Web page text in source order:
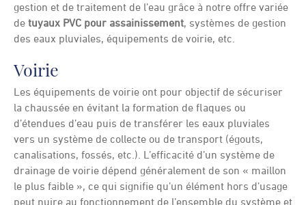
gestion et de traitement de l’eau grâce à notre offre variée
de tuyaux PVC pour assainissement, systèmes de gestion
des eaux pluviales, équipements de voirie, etc.
Voirie
Les équipements de voirie ont pour objectif de sécuriser
la chaussée en évitant la formation de flaques ou
d’étendues d’eau puis de transférer les eaux pluviales
vers un système de collecte ou de transport (égouts,
canalisations, fossés, etc.). L’efficacité d’un système de
drainage de voirie dépend généralement de son « maillon
le plus faible », ce qui signifie qu’un élément hors d’usage